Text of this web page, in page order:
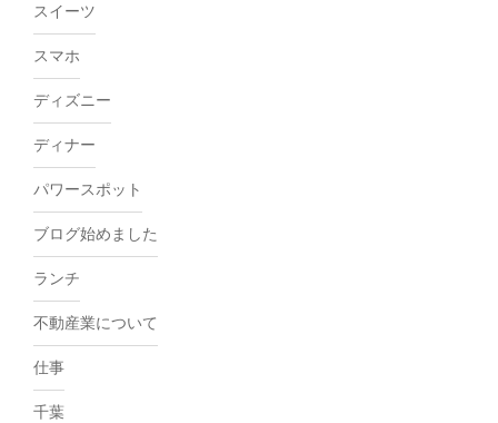
スイーツ
スマホ
ディズニー
ディナー
パワースポット
ブログ始めました
ランチ
不動産業について
仕事
千葉